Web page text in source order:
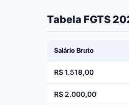
Tabela FGTS
Salário Bruto
R$ 1.518,00
R$ 2.000,00